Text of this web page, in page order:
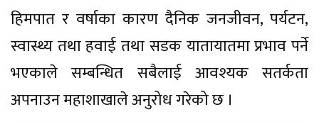
हिमपात र वर्षाका कारण दैनिक जनजीवन, पर्यटन,
स्वास्थ्य तथा हवाई तथा सडक यातायातमा प्रभाव पर्ने
भएकाले सम्बन्धित सबैलाई आवश्यक सतर्कता
अपनाउन महाशाखाले अनुरोध गरेको छ ।